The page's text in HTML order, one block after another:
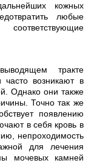
кожных
любые
тракте
часто возникают в
Однако они также
Точно так же
появлению
в себя кровь в
непроходимость
для лечения
мочевых камней